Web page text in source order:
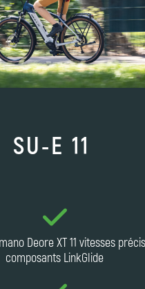
SU-E 11
Deore XT 11 vitesses
composants LinkGlide